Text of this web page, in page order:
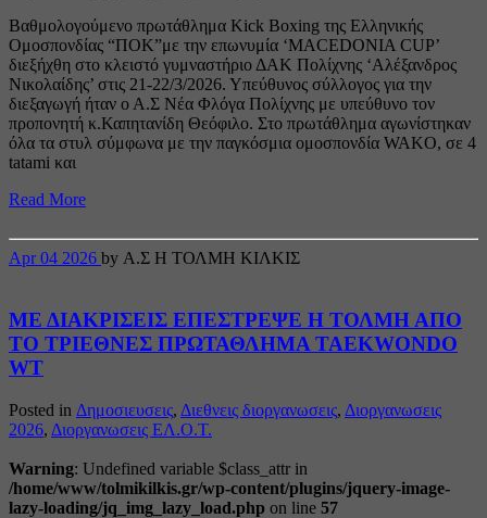
Βαθμολογούμενο πρωτάθλημα Kick Boxing της Ελληνικής
Ομοσπονδίας “ΠΟΚ”με την επωνυμία ‘MACEDONIA CUP’
διεξήχθη στο κλειστό γυμναστήριο ΔΑΚ Πολίχνης ‘Αλέξανδρος
Νικολαίδης’ στις 21-22/3/2026. Υπεύθυνος σύλλογος για την
διεξαγωγή ήταν ο Α.Σ Νέα Φλόγα Πολίχνης με υπεύθυνο τον
προπονητή κ.Καπητανίδη Θεόφιλο. Στο πρωτάθλημα αγωνίστηκαν
όλα τα στυλ σύμφωνα με την παγκόσμια ομοσπονδία WAKO, σε 4
tatami και
Read More
Apr 04 2026 by Α.Σ Η ΤΟΛΜΗ ΚΙΛΚΙΣ
ΜΕ ΔΙΑΚΡΙΣΕΙΣ ΕΠΕΣΤΡΕΨΕ Η ΤΟΛΜΗ ΑΠΟ
ΤΟ ΤΡΙΕΘΝΕΣ ΠΡΩΤΑΘΛΗΜΑ TAEKWONDO
WT
Posted in Δημοσιευσεις, Διεθνεις διοργανωσεις, Διοργανωσεις
2026, Διοργανωσεις ΕΛ.Ο.Τ.
Warning: Undefined variable $class_attr in
/home/www/tolmikilkis.gr/wp-content/plugins/jquery-image-
lazy-loading/jq_img_lazy_load.php on line 57